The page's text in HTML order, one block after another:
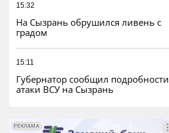
15:32
На Сызрань обрушился ливень с
градом
15:11
Губернатор сообщил подробности
атаки ВСУ на Сызрань
РЕКЛАМА
РЕКЛАМА